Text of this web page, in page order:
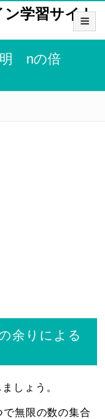
ン学習サイト
明 nの倍
余りによる
しょう。
で無限の数の集合